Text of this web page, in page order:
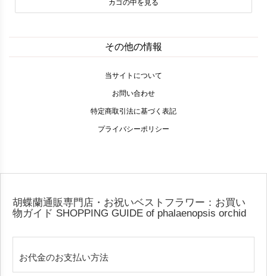
カゴの中を見る
その他の情報
当サイトについて
お問い合わせ
特定商取引法に基づく表記
プライバシーポリシー
胡蝶蘭通販専門店・お祝いベストフラワー：お買い
物ガイド SHOPPING GUIDE of phalaenopsis orchid
お代金のお支払い方法